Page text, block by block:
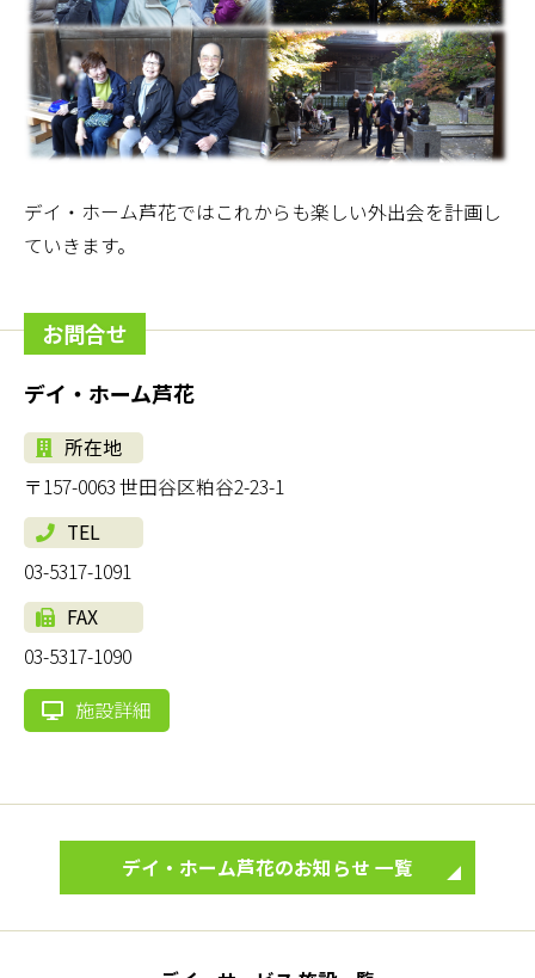
デイ・ホーム芦花ではこれからも楽しい外出会を計画し
ていきます。
お問合せ
デイ・ホーム芦花
所在地
〒157-0063 世田谷区粕谷2-23-1
TEL
03-5317-1091
FAX
03-5317-1090
施設詳細
デイ・ホーム芦花のお知らせ 一覧